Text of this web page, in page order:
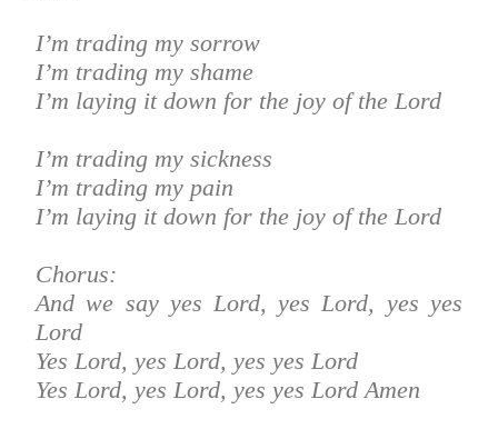
I’m trading my sorrow
I’m trading my shame
I’m laying it down for the joy of the Lord
I’m trading my sickness
I’m trading my pain
I’m laying it down for the joy of the Lord
Chorus:
And we say yes Lord, yes Lord, yes yes
Lord
Yes Lord, yes Lord, yes yes Lord
Yes Lord, yes Lord, yes yes Lord Amen